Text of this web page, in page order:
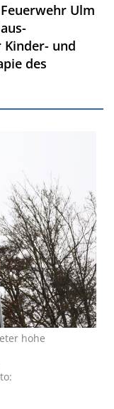
Ulm
und
des
hohe